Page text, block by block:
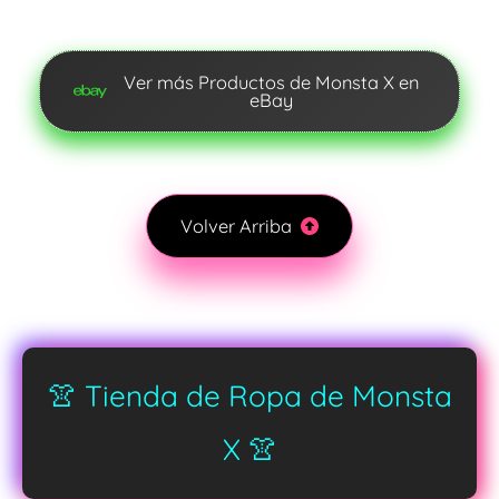
Ver más Productos de Monsta X en
eBay
Volver Arriba
👚 Tienda de Ropa de Monsta
X 👚